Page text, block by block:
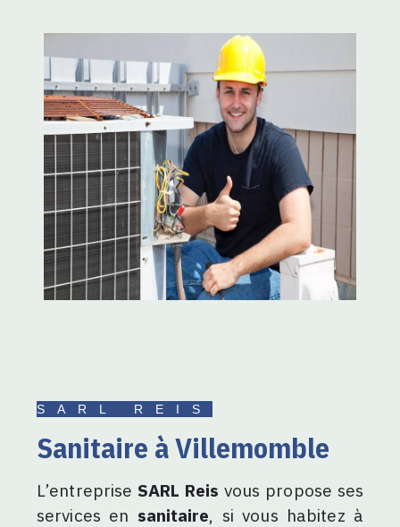
SARL REIS
sanitaire à Villemomble
L’entreprise SARL Reis vous propose ses
services en sanitaire, si vous habitez à